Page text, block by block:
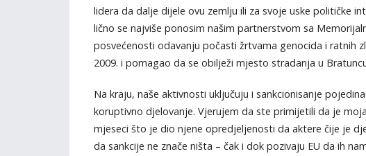
lidera da dalje dijele ovu zemlju ili za svoje uske političke
lično se najviše ponosim našim partnerstvom sa
posvećenosti odavanju počasti žrtvama genocida i ratnih
2009. i pomagao da se obilježi mjesto stradanja u
Na kraju, naše aktivnosti uključuju i sankcionisanje
koruptivno djelovanje. Vjerujem da ste primijetili da je
mjeseci što je dio njene opredjeljenosti da aktere čije je
da sankcije ne znače ništa – čak i dok pozivaju EU da ih